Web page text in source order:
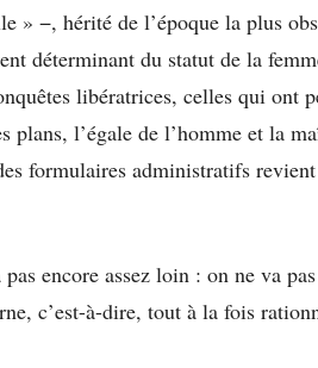
» −, hérité de l’époque la plus
déterminant du statut de la
libératrices, celles qui ont
plans, l’égale de l’homme et la
formulaires administratifs
encore assez loin : on ne va
c’est-à-dire, tout à la fois